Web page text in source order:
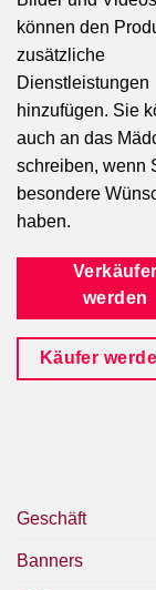
können den
zusätzliche
Dienstleistungen
hinzufügen. Sie
auch an das
schreiben, wenn
besondere
haben.
Verkäufer
werden
Käufer
Geschäft
Banners